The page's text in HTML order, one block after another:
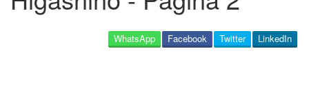
LinkedIn
Twitter
Facebook
WhatsApp